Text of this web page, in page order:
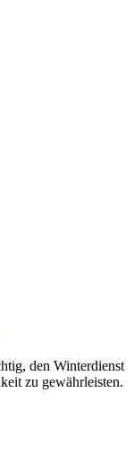
den Winterdienst
zu gewährleisten.